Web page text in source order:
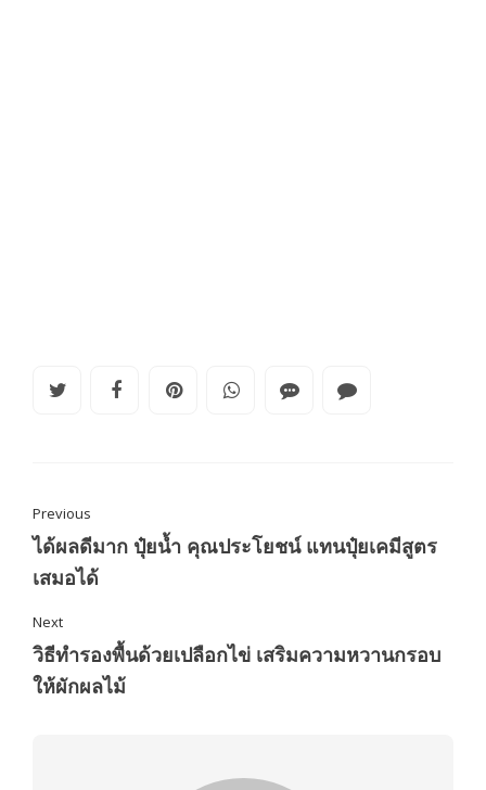
Previous
ได้ผลดีมาก ปุ๋ยน้ำ คุณประโยชน์ แทนปุ๋ยเคมีสูตร
เสมอได้
Next
วิธีทำรองพื้นด้วยเปลือกไข่ เสริมความหวานกรอบ
ให้ผักผลไม้